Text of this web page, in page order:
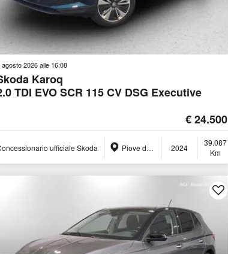
agosto 2026 alle 16:08
Karoq
TDI EVO SCR 115 CV DSG Executive
€ 24.500
ufficiale Skoda Piove di Sacco (PD) 2024
39.087
Km